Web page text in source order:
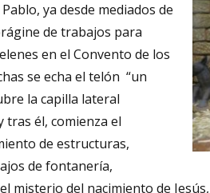
ya desde mediados de
de trabajos para
en el Convento de los
se echa el telón “un
la capilla lateral
él, comienza el
de estructuras,
de fontanería,
misterio del nacimiento de